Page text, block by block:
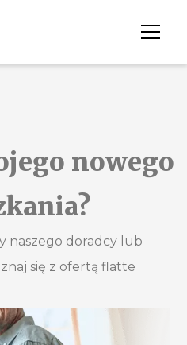
nowego
naszego doradcy lub
się z ofertą flatte